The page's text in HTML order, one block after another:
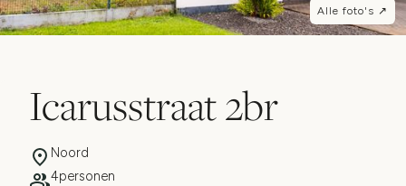
Alle foto's ↗
Icarusstraat 2br
Noord
4personen